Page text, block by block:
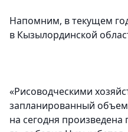
Напомним, в текущем
в Кызылординской
«Рисоводческими
запланированный
на сегодня